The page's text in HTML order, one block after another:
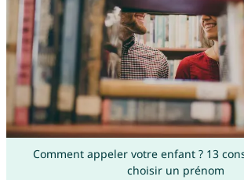
Comment appeler votre enfant ? 13
choisir un prénom